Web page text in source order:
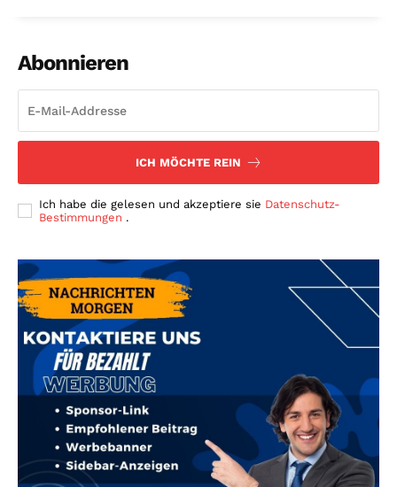
Abonnieren
ICH MÖCHTE REIN
Ich habe die gelesen und akzeptiere sie Datenschutz-
Bestimmungen .